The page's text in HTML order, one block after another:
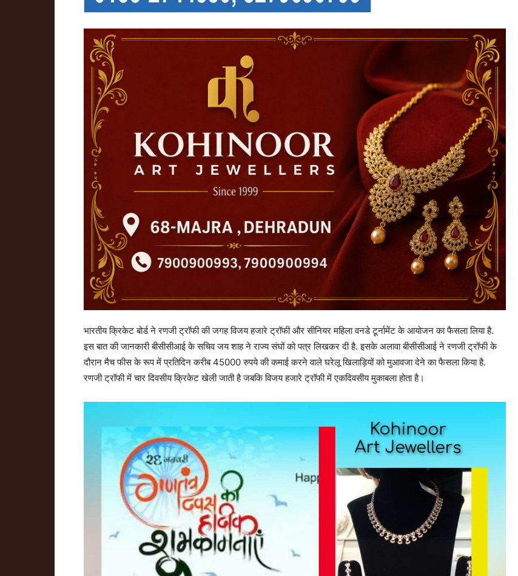
भारतीय क्रिकेट बोर्ड ने रणजी ट्रॉफी की जगह विजय हजारे ट्रॉफी और सीनियर महिला वनडे टूर्नामेंट के आयोजन का फैसला लिया है.
इस बात की जानकारी बीसीसीआई के सचिव जय शाह ने राज्य संघों को पत्र लिखकर दी है. इसके अलावा बीसीसीआई ने रणजी ट्रॉफी के
दौरान मैच फीस के रूप में प्रतिदिन करीब 45000 रुपये की कमाई करने वाले घरेलू खिलाड़ियों को मुआवजा देने का फैसला किया है.
रणजी ट्रॉफी में चार दिवसीय क्रिकेट खेली जाती है जबकि विजय हजारे ट्रॉफी में एकदिवसीय मुकाबला होता है।